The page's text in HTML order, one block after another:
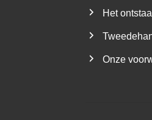
Het
Onze